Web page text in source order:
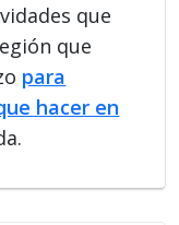
que
que
para
hacer en